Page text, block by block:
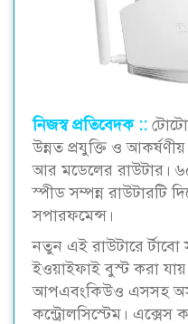
নিজস্ব প্রতিবেদক ::
উন্নত প্রযুক্তি ও
আর মডেলের রাউটার।
স্পীড সম্পন্ন রাউটারটি
সপারফমেন্স।
নতুন এই রাউটারে র্টাবো
ইওয়াইফাই বুস্ট করা
আপএবংকিউও এসসহ
কন্ট্রোলসিস্টেম। এক্সেস